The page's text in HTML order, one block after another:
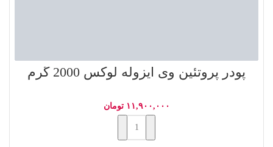
پودر پروتئین وی ایزوله لوکس 2000 گرم
۱۱,۹۰۰,۰۰۰ تومان